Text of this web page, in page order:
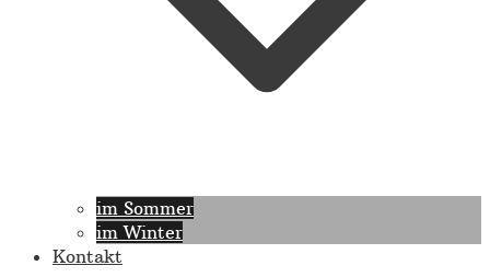
im Sommer
im Winter
Kontakt